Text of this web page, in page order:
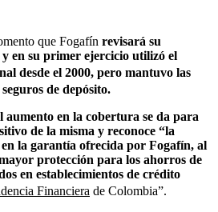
que Fogafín revisará su
en su primer ejercicio utilizó el
desde el 2000, pero mantuvo las
de depósito.
aumento en la cobertura se da para
de la misma y reconoce “la
la garantía ofrecida por Fogafín, al
protección para los ahorros de
en establecimientos de crédito
Financiera de Colombia”.